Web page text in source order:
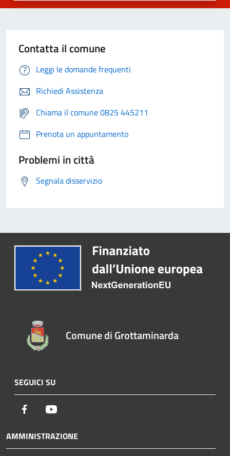
Contatta il comune
Leggi le domande frequenti
Richiedi Assistenza
Chiama il comune 0825 445211
Prenota un appuntamento
Problemi in città
Segnala disservizio
Comune di Grottaminarda
SEGUICI SU
Facebook
AMMINISTRAZIONE